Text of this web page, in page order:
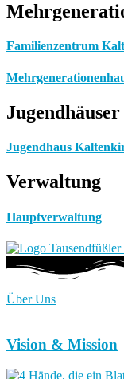
Familienzentrum
Jugendhäuser
Jugendhaus
Verwaltung
Hauptverwaltung
Über Uns
Vision & Mission